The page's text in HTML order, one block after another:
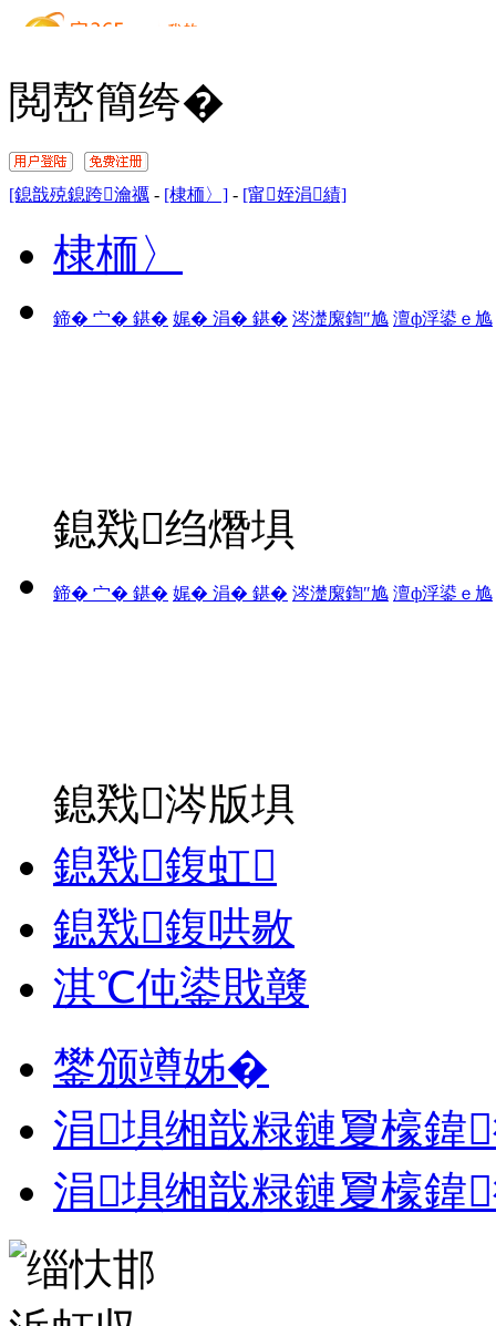
閲嶅簡绔�
[鎴戠殑鎴跨瀹禲 - [棣栭〉] - [甯姪涓績]
棣栭〉
鍗� 宀� 鍖� 娓� 涓� 鍖� 涔濋緳鍧″尯 澶ф浮鍙ｅ尯
鎴戣绉熸埧
鍗� 宀� 鍖� 娓� 涓� 鍖� 涔濋緳鍧″尯 澶ф浮鍙ｅ尯
鎴戣涔版埧
鎴戣鍑虹
鎴戣鍑哄敭
淇℃伅鍙戝竷
鐢颁竴姊�
涓埧缃戠粶鏈夐檺
涓埧缃戠粶鏈夐檺鍏